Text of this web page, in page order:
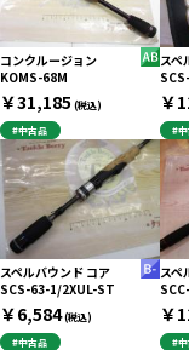
コンクルージョン
KOMS-68M
￥31,185 (税込)
#中古品
スペ
￥
#
スペルバウンド コア
SCS-63-1/2XUL-ST
￥6,584(税込)
#中古品
スペ
￥
#